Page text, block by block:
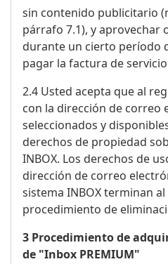
sin contenido publicitario
párrafo 7.1), y aprovechar
durante un cierto período
pagar la factura de
2.4 Usted acepta que al
con la dirección de correo
seleccionados y
derechos de propiedad
INBOX. Los derechos de
dirección de correo
sistema INBOX terminan
procedimiento de
3 Procedimiento de
de "Inbox PREMIUM"